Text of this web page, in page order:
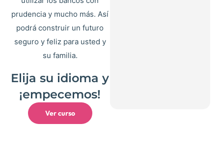
prudencia y mucho más. Así
podrá construir un futuro
seguro y feliz para usted y
su familia.
Elija su idioma y
¡empecemos!
Ver curso